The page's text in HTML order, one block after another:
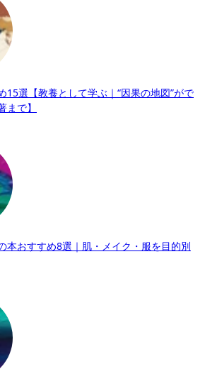
15選【教養として学ぶ｜“因果の地図”がで
まで】
本おすすめ8選｜肌・メイク・服を目的別